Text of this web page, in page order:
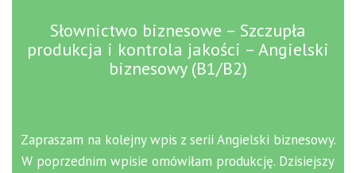
Słownictwo biznesowe – Szczupła
produkcja i kontrola jakości – Angielski
biznesowy (B1/B2)
Zapraszam na kolejny wpis z serii Angielski biznesowy.
W poprzednim wpisie omówiłam produkcję. Dzisiejszy